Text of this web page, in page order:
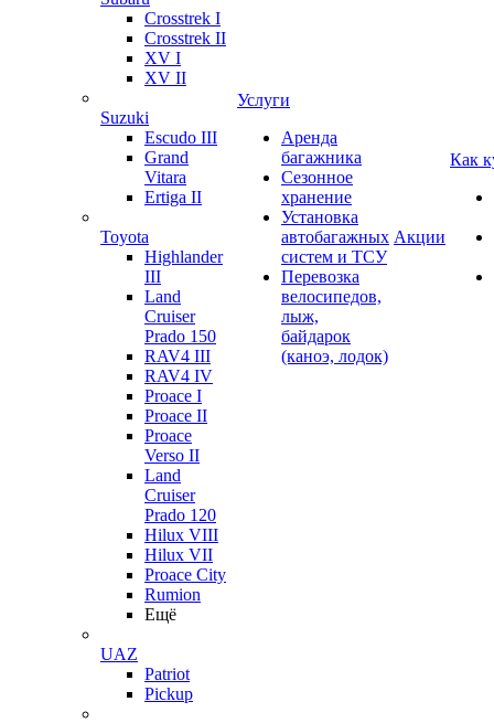
Crosstrek I
Crosstrek II
XV I
XV II
Suzuki
Escudo III
Grand
Vitara
Ertiga II
Toyota
Highlander
III
Land
Cruiser
Prado 150
RAV4 III
RAV4 IV
Proace I
Proace II
Proace
Verso II
Land
Cruiser
Prado 120
Hilux VIII
Hilux VII
Proace City
Rumion
Ещё
UAZ
Patriot
Pickup
Услуги
Аренда
багажника
Сезонное
хранение
Установка
автобагажных
систем и ТСУ
Перевозка
велосипедов,
лыж,
байдарок
(каноэ, лодок)
Акции
Как